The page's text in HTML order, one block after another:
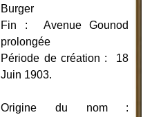
Burger
Fin : Avenue Gounod
prolongée
Période de création : 18
Juin 1903.
Origine du nom :